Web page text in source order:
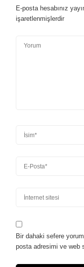
E-posta hesabınız
işaretlenmişlerdir
Bir dahaki sefere
posta adresimi ve web